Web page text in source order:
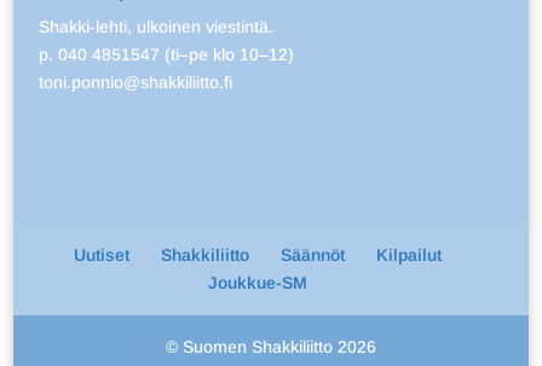
Shakki-lehti, ulkoinen viestintä.
p. 040 4851547 (ti–pe klo 10–12)
toni.ponnio@shakkiliitto.fi
Uutiset Shakkiliitto Säännöt
Kilpailut
Joukkue-SM
© Suomen Shakkiliitto 2026